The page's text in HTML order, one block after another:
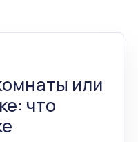
или
что